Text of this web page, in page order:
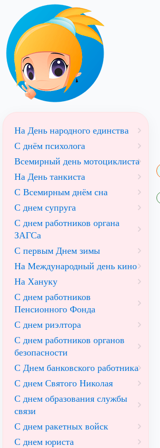
На День народного единства
С днём психолога
Всемирный день мотоциклиста
На День танкиста
С Всемирным днём сна
С днем супруга
С днем работников органа
ЗАГСа
С первым Днем зимы
На Международный день кино
На Хануку
С днем работников
Пенсионного Фонда
С днем риэлтора
С днем работников органов
безопасности
С Днем банковского работника
С днем Святого Николая
С днем образования службы
связи
С днем ракетных войск
С днем юриста